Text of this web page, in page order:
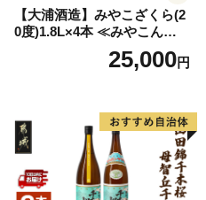
【大浦酒造】みやこざくら(2
0度)1.8L×4本 ≪みやこんじょ
特急便≫_AD-077125,000円